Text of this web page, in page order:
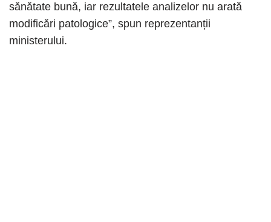
sănătate bună, iar rezultatele analizelor nu arată
modificări patologice”, spun reprezentanții
ministerului.